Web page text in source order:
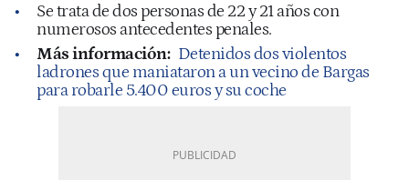
Se trata de dos personas de 22 y 21 años con
numerosos antecedentes penales.
Más información: Detenidos dos violentos
ladrones que maniataron a un vecino de Bargas
para robarle 5.400 euros y su coche